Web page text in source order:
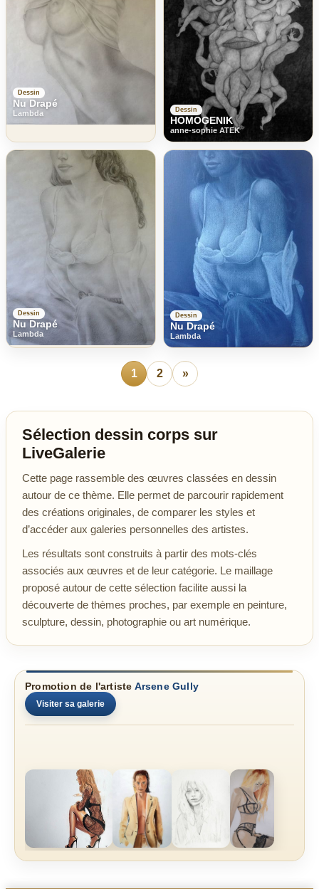
Dessin
Nu Drapé
Lambda Dessin
HOMOGENIK
anne-sophie ATEK
Dessin
Nu Drapé
Lambda
Dessin
Nu Drapé
Lambda
1 2 »
Sélection dessin corps sur
LiveGalerie
Cette page rassemble des œuvres classées en dessin
autour de ce thème. Elle permet de parcourir rapidement
des créations originales, de comparer les styles et
d’accéder aux galeries personnelles des artistes.
Les résultats sont construits à partir des mots-clés
associés aux œuvres et de leur catégorie. Le maillage
proposé autour de cette sélection facilite aussi la
découverte de thèmes proches, par exemple en peinture,
sculpture, dessin, photographie ou art numérique.
Promotion de l'artiste Arsene Gully
Visiter sa galerie